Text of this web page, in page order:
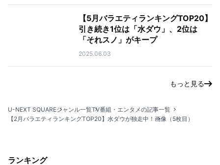
【5月バラエティランキングTOP20】
引き続き1位は「水ダウ」、2位は
「それスノ」がキープ
2025.06.03
もっと見る
U-NEXT SQUAREジャンル一覧TV番組・エンタメの記事一覧
【2月バラエティランキングTOP20】水ダウが独走中！ 画像（5枚目）
ランキング